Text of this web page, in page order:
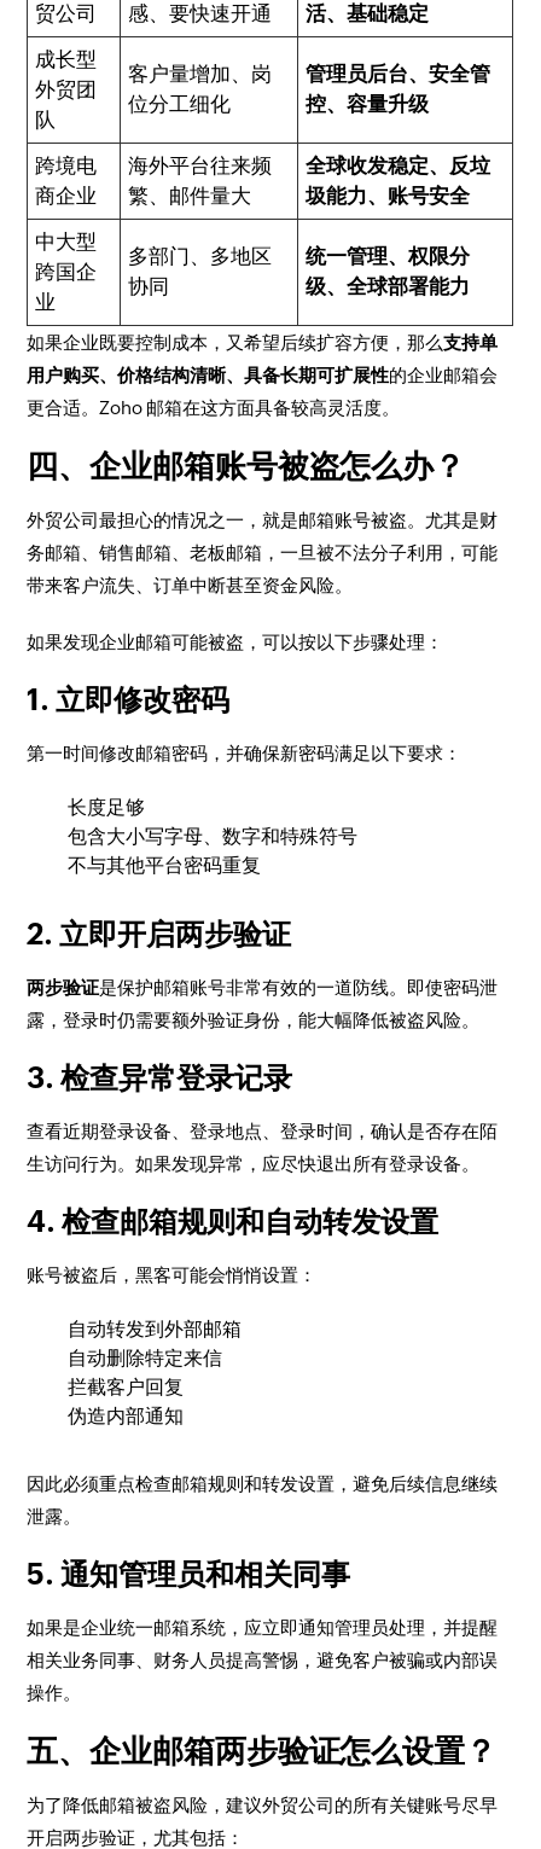
贸公司
感、要快速开通
活、基础稳定
成长型
外贸团
队
客户量增加、岗
位分工细化
管理员后台、安全管
控、容量升级
跨境电
商企业
海外平台往来频
繁、邮件量大
全球收发稳定、反垃
圾能力、账号安全
中大型
跨国企
业
多部门、多地区
协同
统一管理、权限分
级、全球部署能力
如果企业既要控制成本，又希望后续扩容方便，那么支持单
用户购买、价格结构清晰、具备长期可扩展性的企业邮箱会
更合适。Zoho 邮箱在这方面具备较高灵活度。
四、企业邮箱账号被盗怎么办？
外贸公司最担心的情况之一，就是邮箱账号被盗。尤其是财
务邮箱、销售邮箱、老板邮箱，一旦被不法分子利用，可能
带来客户流失、订单中断甚至资金风险。
如果发现企业邮箱可能被盗，可以按以下步骤处理：
1. 立即修改密码
第一时间修改邮箱密码，并确保新密码满足以下要求：
长度足够
包含大小写字母、数字和特殊符号
不与其他平台密码重复
2. 立即开启两步验证
两步验证是保护邮箱账号非常有效的一道防线。即使密码泄
露，登录时仍需要额外验证身份，能大幅降低被盗风险。
3. 检查异常登录记录
查看近期登录设备、登录地点、登录时间，确认是否存在陌
生访问行为。如果发现异常，应尽快退出所有登录设备。
4. 检查邮箱规则和自动转发设置
账号被盗后，黑客可能会悄悄设置：
自动转发到外部邮箱
自动删除特定来信
拦截客户回复
伪造内部通知
因此必须重点检查邮箱规则和转发设置，避免后续信息继续
泄露。
5. 通知管理员和相关同事
如果是企业统一邮箱系统，应立即通知管理员处理，并提醒
相关业务同事、财务人员提高警惕，避免客户被骗或内部误
操作。
五、企业邮箱两步验证怎么设置？
为了降低邮箱被盗风险，建议外贸公司的所有关键账号尽早
开启两步验证，尤其包括：